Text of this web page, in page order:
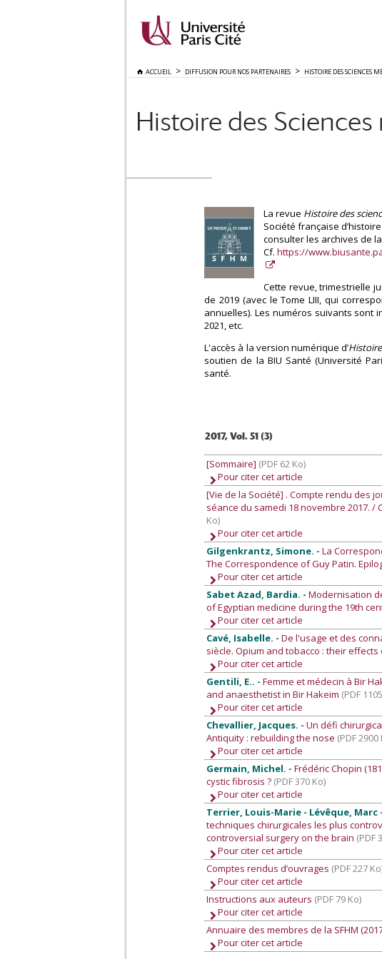
ACCUEIL DIFFUSION POUR NOS PARTENAIRES HISTOIRE DES SCIENCES
Histoire des
La revue Histoire des
Société française
consulter les archives de
Cf.https://
Cette revue, trimestrielle
de 2019 (avec le Tome LIII, qui
annuelles). Les numéros suivants sont
2021, etc.
L'accès à la version numérique d’
soutien de la BIU Santé (Université
santé.
2017, Vol. 51 (3)
[Sommaire] (PDF 62 Ko)
Pour citer cet article
[Vie de la Société] . Compte rendu des
séance du samedi 18 novembre 2017. /
Ko)
Pour citer cet article
Gilgenkrantz, Simone. -La
The Correspondence of Guy Patin.
Pour citer cet article
Sabet Azad, Bardia. -Modernisation
of Egyptian medicine during the 19th
Pour citer cet article
Cavé, Isabelle. -De l'usage et des
siècle. Opium and tobacco : their
Pour citer cet article
Gentili, E.. -Femme et médecin à Bir
and anaesthetist in Bir Hakeim (PDF
Pour citer cet article
Chevallier, Jacques. -Un défi
Antiquity : rebuilding the nose (PDF 2900
Pour citer cet article
Germain, Michel. -Frédéric Chopin
cystic fibrosis ? (PDF 370 Ko)
Pour citer cet article
Terrier, Louis-Marie - Lévêque,
techniques chirurgicales les plus
controversial surgery on the brain (PDF
Pour citer cet article
Comptes rendus d’ouvrages (PDF 227
Pour citer cet article
Instructions aux auteurs (PDF 79 Ko)
Pour citer cet article
Annuaire des membres de la SFHM
Pour citer cet article